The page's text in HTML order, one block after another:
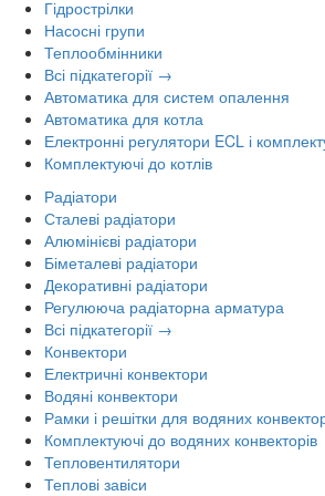
Гідрострілки
Насосні групи
Теплообмінники
Всі підкатегорії →
Автоматика для систем опалення
Автоматика для котла
Електронні регулятори ECL і
Комплектуючі до котлів
Радіатори
Сталеві радіатори
Алюмінієві радіатори
Біметалеві радіатори
Декоративні радіатори
Регулююча радіаторна арматура
Всі підкатегорії →
Конвектори
Електричні конвектори
Водяні конвектори
Рамки і решітки для водяних
Комплектуючі до водяних конвекторів
Тепловентилятори
Теплові завіси